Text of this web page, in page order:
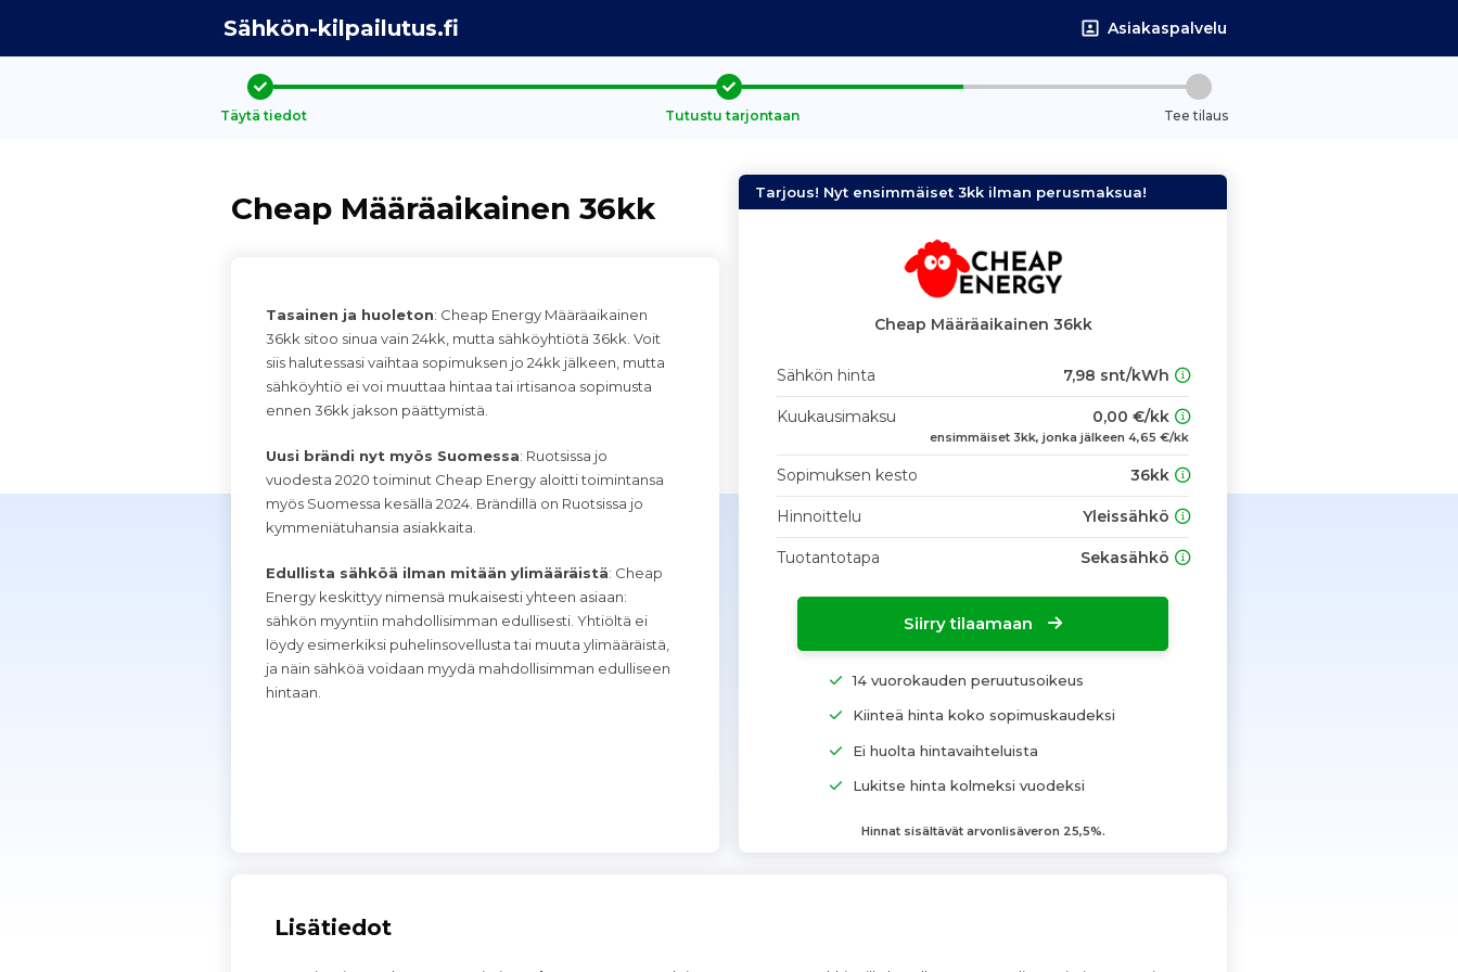
Sähkön-kilpailutus.fi Asiakaspalvelu
Täytä tiedot Tutustu tarjontaan Tee tilaus
Cheap Määräaikainen 36kk
Tasainen ja huoleton: Cheap Energy Määräaikainen
36kk sitoo sinua vain 24kk, mutta sähköyhtiötä 36kk. Voit
siis halutessasi vaihtaa sopimuksen jo 24kk jälkeen, mutta
sähköyhtiö ei voi muuttaa hintaa tai irtisanoa sopimusta
ennen 36kk jakson päättymistä.
Uusi brändi nyt myös Suomessa: Ruotsissa jo
vuodesta 2020 toiminut Cheap Energy aloitti toimintansa
myös Suomessa kesällä 2024. Brändillä on Ruotsissa jo
kymmeniätuhansia asiakkaita.
Edullista sähköä ilman mitään ylimääräistä: Cheap
Energy keskittyy nimensä mukaisesti yhteen asiaan:
sähkön myyntiin mahdollisimman edullisesti. Yhtiöltä ei
löydy esimerkiksi puhelinsovellusta tai muuta ylimääräistä,
ja näin sähköä voidaan myydä mahdollisimman edulliseen
hintaan.
Tarjous! Nyt ensimmäiset 3kk ilman perusmaksua!
Cheap Määräaikainen 36kk
Sähkön hinta 7,98 snt/kWh
Kuukausimaksu 0,00 €/kk
ensimmäiset 3kk, jonka jälkeen 4,65 €/kk
Sopimuksen kesto 36kk
Hinnoittelu Yleissähkö
Tuotantotapa Sekasähkö
Siirry tilaamaan
14 vuorokauden peruutusoikeus
Kiinteä hinta koko sopimuskaudeksi
Ei huolta hintavaihteluista
Lukitse hinta kolmeksi vuodeksi
Hinnat sisältävät arvonlisäveron 25,5%.
Lisätiedot